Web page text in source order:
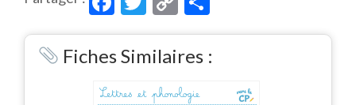
Link
Fiches Similaires :